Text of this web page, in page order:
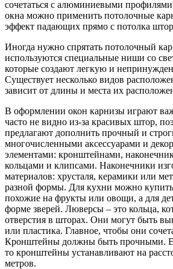
сочетаться с алюминиевыми
окна можно применить потолочные
эффект падающих прямо с потолка
Иногда нужно спрятать потолочный
используются специальные ниши со
которые создают легкую и
Существует несколько видов
зависит от длины и места их
В оформлении окон карнизы играют
часто не видно из-за красивых штор,
предлагают дополнить прочный и
многочисленными аксессуарами и
элементами: кронштейнами,
кольцами и клипсами. Наконечники
материалов: хрусталя, керамики или
разной формы. Для кухни можно
похожие на фрукты или овощи, а для
форме зверей. Люверсы – это кольца,
отверстия в шторах. Они могут быть
или пластика. Главное, чтобы они
Кронштейны должны быть прочными.
то кронштейны устанавливают на
метров.